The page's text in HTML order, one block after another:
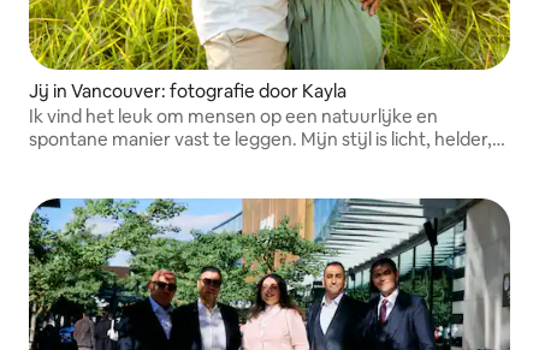
Jij in Vancouver: fotografie door Kayla
Ik vind het leuk om mensen op een natuurlijke en
spontane manier vast te leggen. Mijn stijl is licht, helder,